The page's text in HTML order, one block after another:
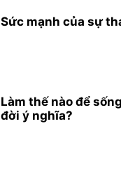
Sức mạnh của sự
Làm thế nào để
đời ý nghĩa?